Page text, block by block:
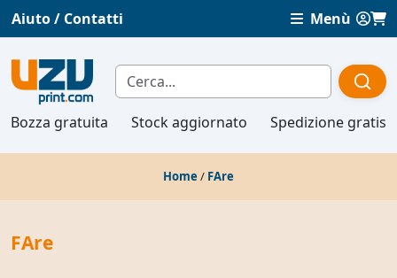
Aiuto / Contatti Menù
Bozza gratuita Stock aggiornato Spedizione gratis
Home / FAre
FAre